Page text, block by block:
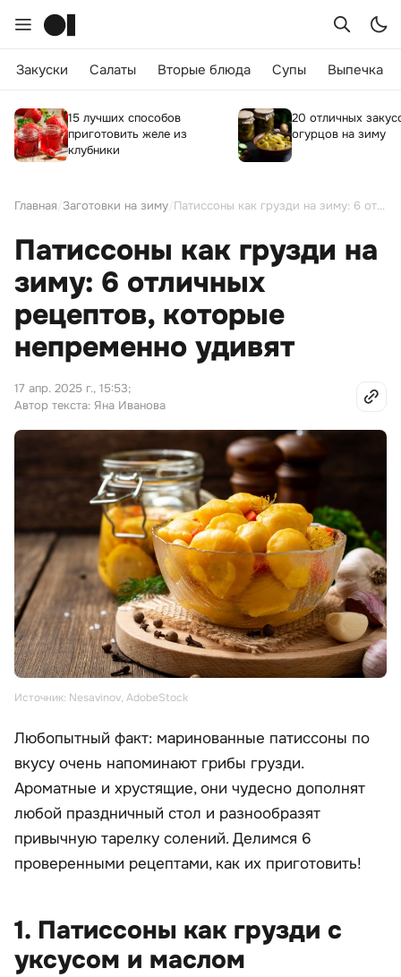
Закуски Салаты Вторые блюда Супы Выпечка
15 лучших способов
приготовить желе из
клубники
20 отличных
огурцов на зиму
Главная Заготовки на зиму Патиссоны как грузди на зиму: 6 отличных рецептов, которые непременно удивят
Патиссоны как грузди на
зиму: 6 отличных
рецептов, которые
непременно удивят
17 апр. 2025 г., 15:53;
Автор текста: Яна Иванова
Источник: Nesavinov, AdobeStock
Любопытный факт: маринованные патиссоны по
вкусу очень напоминают грибы грузди.
Ароматные и хрустящие, они чудесно дополнят
любой праздничный стол и разнообразят
привычную тарелку солений. Делимся 6
проверенными рецептами, как их приготовить!
1. Патиссоны как грузди с
уксусом и маслом